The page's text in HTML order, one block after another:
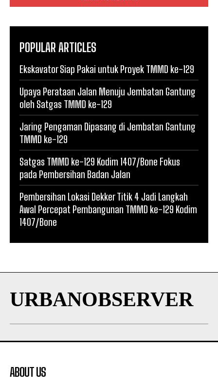
POPULAR ARTICLES
Ekskavator Siap Pakai untuk Proyek TMMD ke-129
Upaya Perataan Jalan Menuju Jembatan Gantung
oleh Satgas TMMD ke-129
Jaring Pengaman Dipasang di Jembatan Gantung
TMMD ke-129
Satgas TMMD ke-129 Kodim 1407/Bone Fokus
pada Pembersihan Badan Jalan
Pembersihan Lokasi Dekker Titik 4 Jadi Langkah
Awal Percepat Pembangunan TMMD ke-129 Kodim
1407/Bone
URBANOBSERVER
ABOUT US